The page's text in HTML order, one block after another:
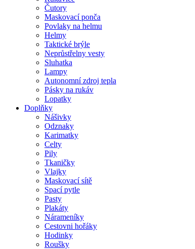
Čutory
Maskovací ponča
Povlaky na helmu
Helmy
Taktické brýle
Neprůstřelny vesty
Sluhatka
Lampy
Autonomní zdroj tepla
Pásky na rukáv
Lopatky
Doplňky
Nášivky
Odznaky
Karimatky
Celty
Pily
Tkaničky
Vlajky
Maskovací sítě
Spací pytle
Pasty
Plakáty
Nárameníky
Cestovni hořáky
Hodinky
Roušky